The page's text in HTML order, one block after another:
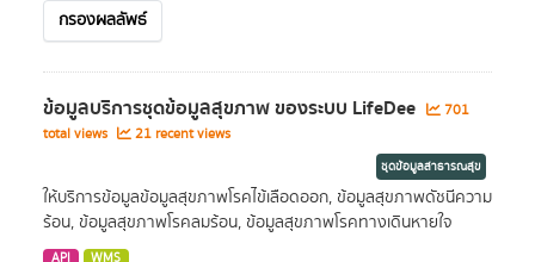
กรองผลลัพธ์
ข้อมูลบริการชุดข้อมูลสุขภาพ ของระบบ LifeDee
701
total views
21 recent views
ชุดข้อมูลสาธารณสุข
ให้บริการข้อมูลข้อมูลสุขภาพโรคไข้เลือดออก, ข้อมูลสุขภาพดัชนีความ
ร้อน, ข้อมูลสุขภาพโรคลมร้อน, ข้อมูลสุขภาพโรคทางเดินหายใจ